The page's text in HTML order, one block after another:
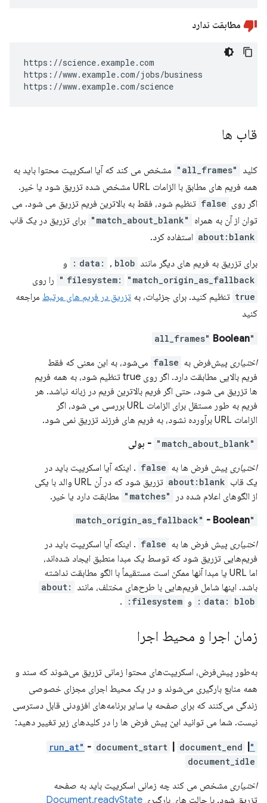
مطابقت ندارد
https://science.example.com
https://www.example.com/jobs/business
https://www.example.com/science
قاب ها
کلید "all_frames"
مشخص می کند که آیا اسکریپت محتوا باید به
همه فریم های مطابق با الزامات URL مشخص شده تزریق شود یا خیر.
اگر روی false تنظیم شود، فقط به بالاترین فریم تزریق می شود. می
توان از آن به همراه
"match_about_blank" برای تزریق در یک قاب
about:blank استفاده کرد.
برای تزریق به فریم های دیگر مانند data: , blob: و
filesystem: "match_origin_as_fallback" را روی
true تنظیم کنید. برای جزئیات، به تزریق در فریم های مرتبط مراجعه
کنید
"all_frames"
Boolean
اختیاری پیش‌فرض به false می‌شود، به این معنی که فقط
فریم بالایی مطابقت دارد. اگر روی true تنظیم شود، به همه فریم
ها تزریق می شود، حتی اگر فریم بالاترین فریم در زبانه نباشد. هر
فریم به طور مستقل برای الزامات URL بررسی می شود، اگر
الزامات URL برآورده نشود، به فریم های فرزند تزریق نمی شود.
"match_about_blank"
- بولی
اختیاری پیش فرض ها به false . اینکه آیا اسکریپت باید در
یک قاب about:blank
تزریق شود که در آن URL والد با یکی
از الگوهای اعلام شده در
"matches" مطابقت دارد یا خیر.
"match_origin_as_fallback"
- Boolean
اختیاری پیش فرض ها به false . اینکه آیا اسکریپت باید در
فریم‌هایی تزریق شود که توسط یک مبدا منطبق ایجاد شده‌اند،
اما URL یا مبدا آنها ممکن است مستقیماً با الگو مطابقت نداشته
باشد. اینها شامل فریم‌هایی با طرح‌های مختلف، مانند
about:
data:
blob: و filesystem:
.
زمان اجرا و محیط اجرا
به‌طور پیش‌فرض، اسکریپت‌های محتوا زمانی تزریق می‌شوند که سند و
همه منابع بارگیری می‌شوند و در یک محیط اجرای مجزای خصوصی
زندگی می‌کنند که برای صفحه یا سایر برنامه‌های افزودنی قابل دسترسی
نیست. شما می توانید این پیش فرض ها را در کلیدهای زیر تغییر دهید:
"run_at"
- document_start document_end
document_idle
اختیاری مشخص می کند چه زمانی اسکریپت باید به صفحه
تزریق شود. با حالت های بارگیری Document.readyState